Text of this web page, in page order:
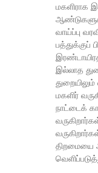
மகளிராக
வாய்ப்பு
இல்லாத
மகளிர்
நாட்டைக்
திறமையை